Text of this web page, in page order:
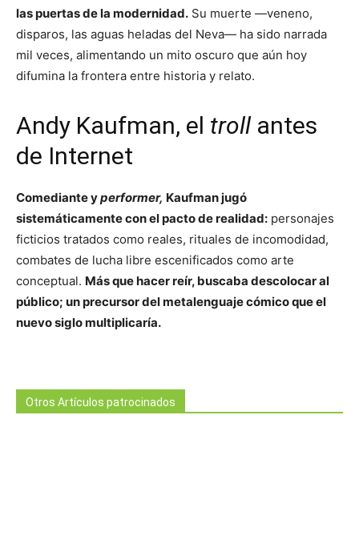
las puertas de la modernidad. Su muerte —veneno,
disparos, las aguas heladas del Neva— ha sido narrada
mil veces, alimentando un mito oscuro que aún hoy
difumina la frontera entre historia y relato.
Andy Kaufman, el trollantes
de Internet
Comediante yperformer, Kaufman jugó
sistemáticamente con el pacto de realidad: personajes
ficticios tratados como reales, rituales de incomodidad,
combates de lucha libre escenificados como arte
conceptual. Más que hacer reír, buscaba descolocar al
público; un precursor del metalenguaje cómico que el
nuevo siglo multiplicaría.
Otros Artículos patrocinados